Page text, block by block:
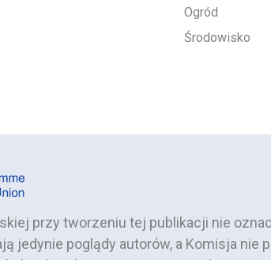
Ogród
Środowisko
przy tworzeniu tej publikacji nie
jedynie poglądy autorów, a Komisja nie